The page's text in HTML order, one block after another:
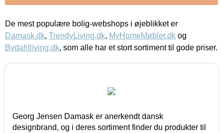
De mest populære bolig-webshops i øjeblikket er
Damask.dk, TrendyLiving.dk, MyHomeMøbler.dk og
Bydahlliving.dk, som alle har et stort sortiment til gode priser.
Georg Jensen Damask er anerkendt dansk
designbrand, og i deres sortiment finder du produkter til